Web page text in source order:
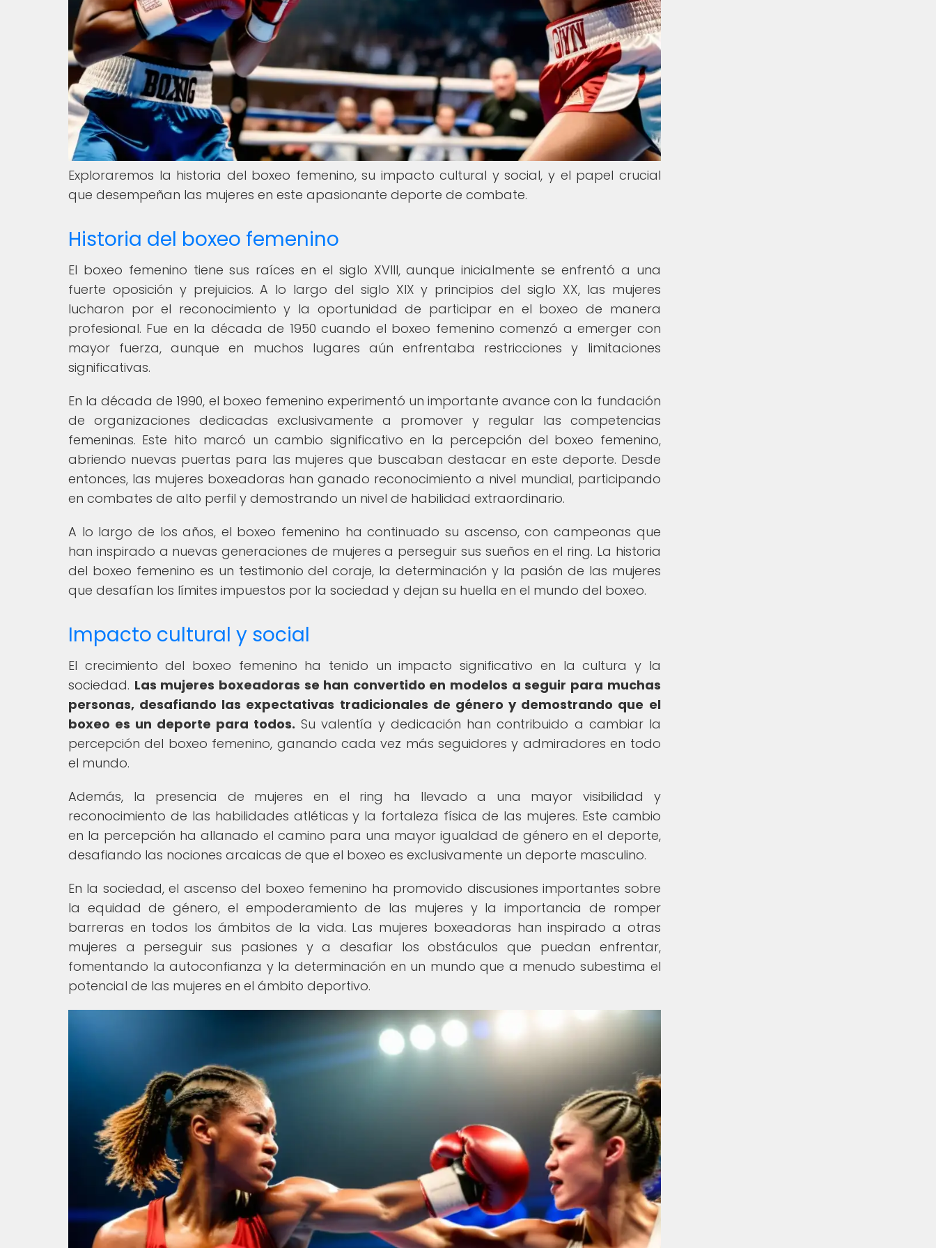
Exploraremos la historia del boxeo femenino, su impacto cultural y social, y el papel crucial
que desempeñan las mujeres en este apasionante deporte de combate.
Historia del boxeo femenino
El boxeo femenino tiene sus raíces en el siglo XVIII, aunque inicialmente se enfrentó a una
fuerte oposición y prejuicios. A lo largo del siglo XIX y principios del siglo XX, las mujeres
lucharon por el reconocimiento y la oportunidad de participar en el boxeo de manera
profesional. Fue en la década de 1950 cuando el boxeo femenino comenzó a emerger con
mayor fuerza, aunque en muchos lugares aún enfrentaba restricciones y limitaciones
significativas.
En la década de 1990, el boxeo femenino experimentó un importante avance con la fundación
de organizaciones dedicadas exclusivamente a promover y regular las competencias
femeninas. Este hito marcó un cambio significativo en la percepción del boxeo femenino,
abriendo nuevas puertas para las mujeres que buscaban destacar en este deporte. Desde
entonces, las mujeres boxeadoras han ganado reconocimiento a nivel mundial, participando
en combates de alto perfil y demostrando un nivel de habilidad extraordinario.
A lo largo de los años, el boxeo femenino ha continuado su ascenso, con campeonas que
han inspirado a nuevas generaciones de mujeres a perseguir sus sueños en el ring. La historia
del boxeo femenino es un testimonio del coraje, la determinación y la pasión de las mujeres
que desafían los límites impuestos por la sociedad y dejan su huella en el mundo del boxeo.
Impacto cultural y social
El crecimiento del boxeo femenino ha tenido un impacto significativo en la cultura y la
sociedad. Las mujeres boxeadoras se han convertido en modelos a seguir para muchas
personas, desafiando las expectativas tradicionales de género y demostrando que el
boxeo es un deporte para todos. Su valentía y dedicación han contribuido a cambiar la
percepción del boxeo femenino, ganando cada vez más seguidores y admiradores en todo
el mundo.
Además, la presencia de mujeres en el ring ha llevado a una mayor visibilidad y
reconocimiento de las habilidades atléticas y la fortaleza física de las mujeres. Este cambio
en la percepción ha allanado el camino para una mayor igualdad de género en el deporte,
desafiando las nociones arcaicas de que el boxeo es exclusivamente un deporte masculino.
En la sociedad, el ascenso del boxeo femenino ha promovido discusiones importantes sobre
la equidad de género, el empoderamiento de las mujeres y la importancia de romper
barreras en todos los ámbitos de la vida. Las mujeres boxeadoras han inspirado a otras
mujeres a perseguir sus pasiones y a desafiar los obstáculos que puedan enfrentar,
fomentando la autoconfianza y la determinación en un mundo que a menudo subestima el
potencial de las mujeres en el ámbito deportivo.